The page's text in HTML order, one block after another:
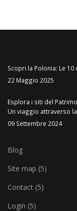
Scopri la Polonia: Le
22 Maggio 2025
Esplora i siti del
Un viaggio attraverso
09 Settembre 2024
Blog
Site map (5)
Contact (5)
Login (5)